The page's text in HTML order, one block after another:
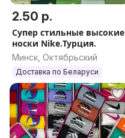
2.50 р.
Супер стильные высокие
носки Nike.Турция.
Минск, Октябрьский
Доставка по Беларуси